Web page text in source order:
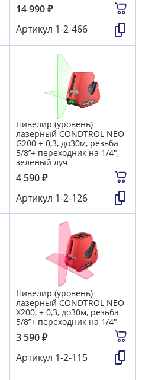
14 990₽
Артикул 1-2-466
Нивелир (уровень)
лазерный CONDTROL NEO
G200 ± 0,3, до30м, резьба
5/8’’+ переходник на 1/4",
зеленый луч
4 590₽
Артикул 1-2-126
Нивелир (уровень)
лазерный CONDTROL NEO
X200, ± 0,3, до30м, резьба
5/8’’+ переходник на 1/4"
3 590₽
Артикул 1-2-115